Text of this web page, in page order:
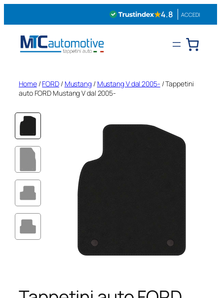
★4.8 ACCEDI
Home/FORD/ Mustang/ Mustang V dal 2005- / Tappetini
auto FORD Mustang V dal 2005-